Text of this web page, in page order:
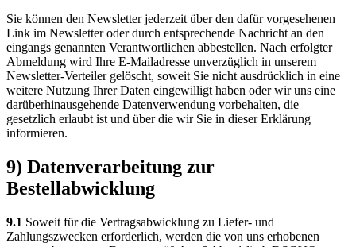
Sie können den Newsletter jederzeit über den dafür vorgesehenen
Link im Newsletter oder durch entsprechende Nachricht an den
eingangs genannten Verantwortlichen abbestellen. Nach erfolgter
Abmeldung wird Ihre E-Mailadresse unverzüglich in unserem
Newsletter-Verteiler gelöscht, soweit Sie nicht ausdrücklich in eine
weitere Nutzung Ihrer Daten eingewilligt haben oder wir uns eine
darüberhinausgehende Datenverwendung vorbehalten, die
gesetzlich erlaubt ist und über die wir Sie in dieser Erklärung
informieren.
9) Datenverarbeitung zur
Bestellabwicklung
9.1 Soweit für die Vertragsabwicklung zu Liefer- und
Zahlungszwecken erforderlich, werden die von uns erhobenen